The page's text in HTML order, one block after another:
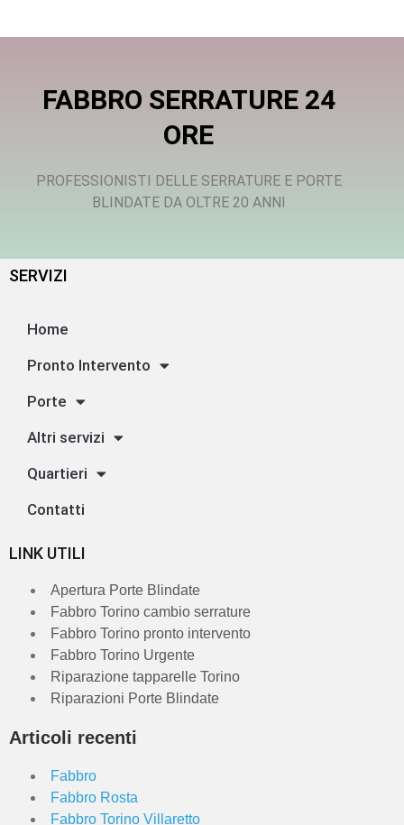
FABBRO SERRATURE 24
ORE
PROFESSIONISTI DELLE SERRATURE E PORTE
BLINDATE DA OLTRE 20 ANNI
SERVIZI
Home
Pronto Intervento
Porte
Altri servizi
Quartieri
Contatti
LINK UTILI
Apertura Porte Blindate
Fabbro Torino cambio serrature
Fabbro Torino pronto intervento
Fabbro Torino Urgente
Riparazione tapparelle Torino
Riparazioni Porte Blindate
Articoli recenti
Fabbro
Fabbro Rosta
Fabbro Torino Villaretto